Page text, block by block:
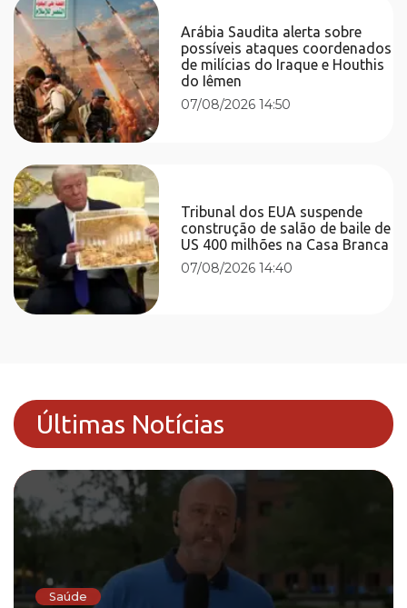
Arábia Saudita alerta sobre
possíveis ataques coordenados
de milícias do Iraque e Houthis
do Iêmen
07/08/2026 14:50
Tribunal dos EUA suspende
construção de salão de baile de
US 400 milhões na Casa Branca
07/08/2026 14:40
Últimas Notícias
Saúde